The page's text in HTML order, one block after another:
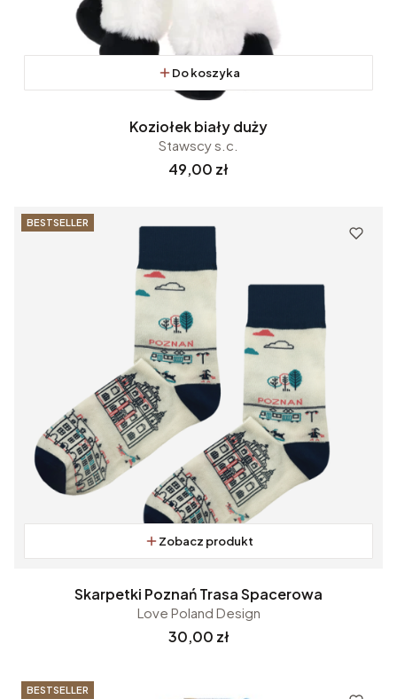
Do koszyka
Koziołek biały duży
Stawscy s.c.
Cena
49,00 zł
BESTSELLER
Zobacz produkt
Skarpetki Poznań Trasa Spacerowa
Love Poland Design
Cena
30,00 zł
BESTSELLER